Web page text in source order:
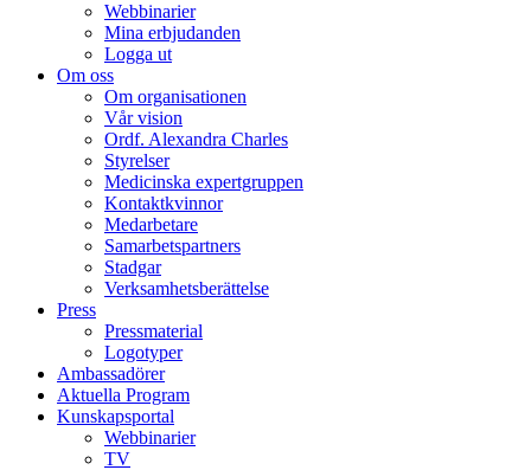
Webbinarier
Mina erbjudanden
Logga ut
Om oss
Om organisationen
Vår vision
Ordf. Alexandra Charles
Styrelser
Medicinska expertgruppen
Kontaktkvinnor
Medarbetare
Samarbetspartners
Stadgar
Verksamhetsberättelse
Press
Pressmaterial
Logotyper
Ambassadörer
Aktuella Program
Kunskapsportal
Webbinarier
TV